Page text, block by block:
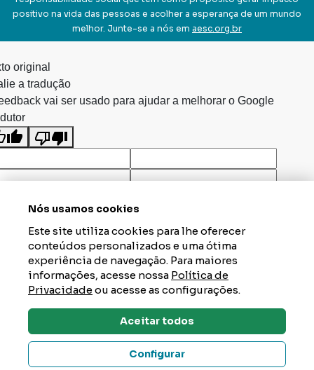
positivo na vida das pessoas e acolher a esperança de um mundo
melhor. Junte-se a nós em aesc.org.br
Dúvidas? Tire Aqui
Nós usamos cookies
Este site utiliza cookies para lhe oferecer
conteúdos personalizados e uma ótima
experiência de navegação. Para maiores
informações, acesse nossa Política de
Privacidadeou acesse as configurações.
Aceitar todos
Configurar
original
a tradução
vai ser usado para ajudar a melhorar o Google